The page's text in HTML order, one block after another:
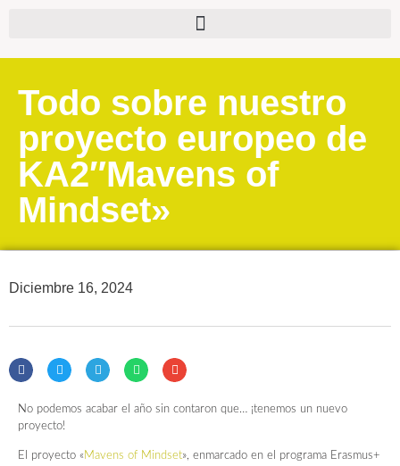
Todo sobre nuestro
proyecto europeo de
KA2″Mavens of
Mindset»
Diciembre 16, 2024
No podemos acabar el año sin contaron que… ¡tenemos un nuevo
proyecto!
El proyecto « Mavens of Mindset», enmarcado en el programa Erasmus+